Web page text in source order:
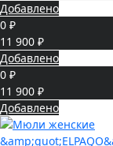
Добавлено
0 ₽
11 900 ₽
Добавлено
0 ₽
11 900 ₽
Добавлено